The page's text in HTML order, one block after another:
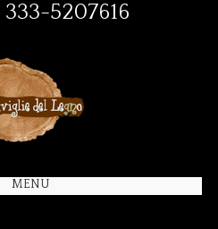
333-5207616
MENU